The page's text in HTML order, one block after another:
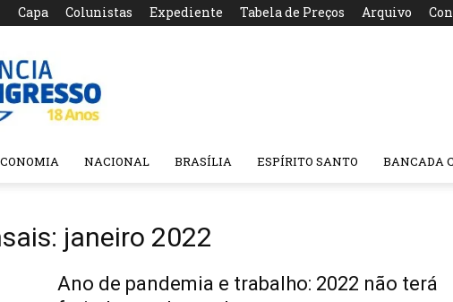
Capa Colunistas Expediente Tabela de Preços Arquivo
NACIONAL BRASÍLIA ESPÍRITO SANTO BANCADA
janeiro 2022
Ano de pandemia e trabalho: 2022 não terá